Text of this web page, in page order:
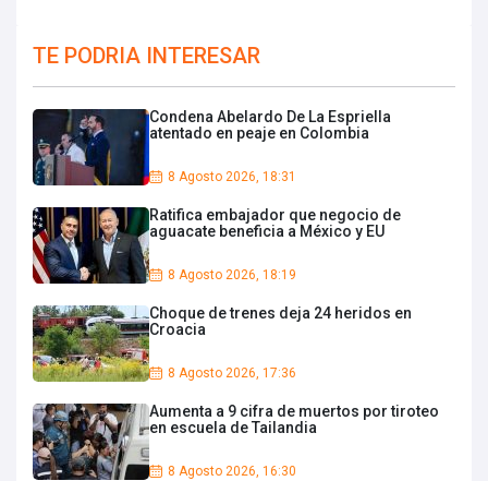
TE PODRIA INTERESAR
Condena Abelardo De La Espriella
atentado en peaje en Colombia
8 Agosto 2026, 18:31
Ratifica embajador que negocio de
aguacate beneficia a México y EU
8 Agosto 2026, 18:19
Choque de trenes deja 24 heridos en
Croacia
8 Agosto 2026, 17:36
Aumenta a 9 cifra de muertos por tiroteo
en escuela de Tailandia
8 Agosto 2026, 16:30